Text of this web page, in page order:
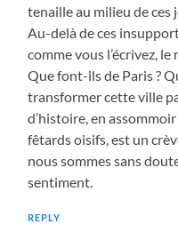
tenaille au milieu de ces
Au-delà de ces
comme vous l’écrivez,
Que font-ils de Paris ?
transformer cette ville
d’histoire, en
fêtards oisifs, est un
nous sommes sans
sentiment.
REPLY